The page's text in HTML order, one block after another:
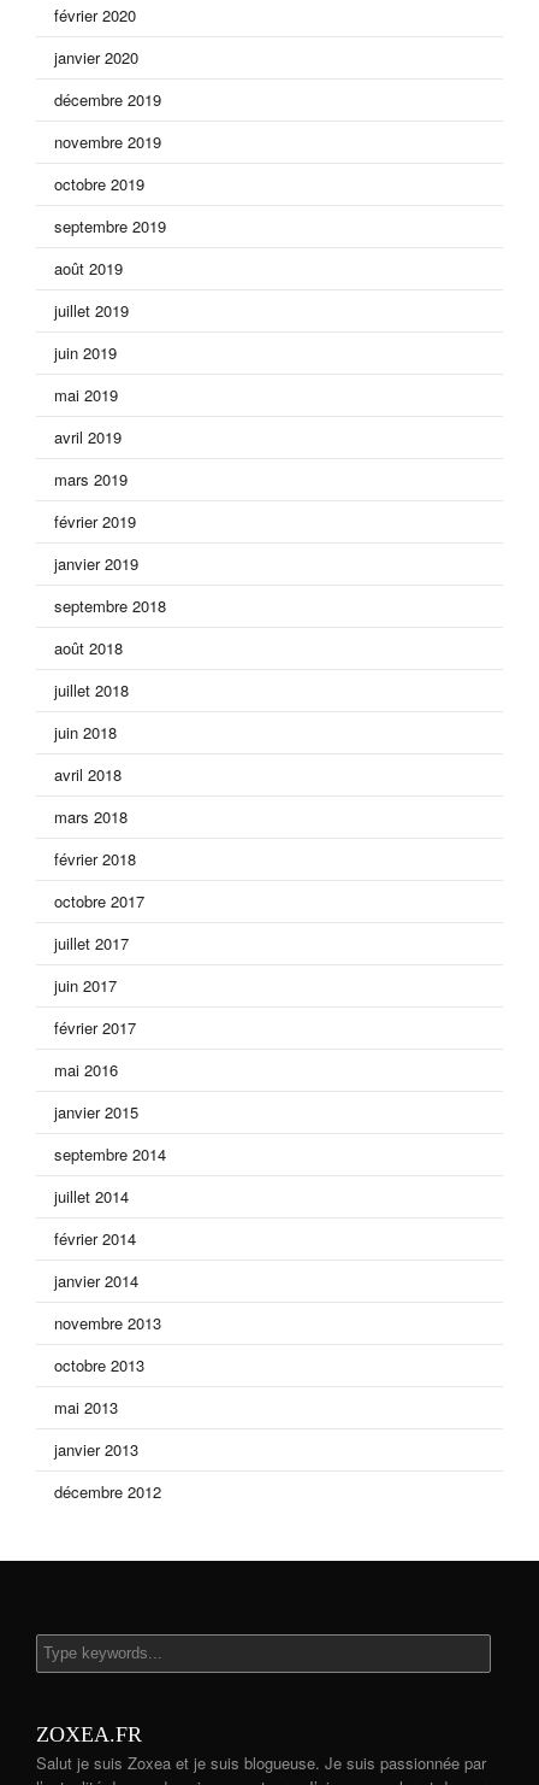
février 2020
janvier 2020
décembre 2019
novembre 2019
octobre 2019
septembre 2019
août 2019
juillet 2019
juin 2019
mai 2019
avril 2019
mars 2019
février 2019
janvier 2019
septembre 2018
août 2018
juillet 2018
juin 2018
avril 2018
mars 2018
février 2018
octobre 2017
juillet 2017
juin 2017
février 2017
mai 2016
janvier 2015
septembre 2014
juillet 2014
février 2014
janvier 2014
novembre 2013
octobre 2013
mai 2013
janvier 2013
décembre 2012
ZOXEA.FR
Salut je suis Zoxea et je suis blogueuse. Je suis passionnée par